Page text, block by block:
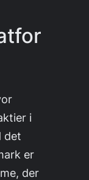
i
det
er
der